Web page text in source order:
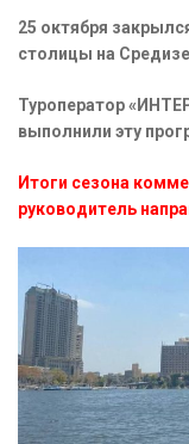
25 октября
столицы на
Туроператор
выполнили эту
Итоги сезона
руководитель